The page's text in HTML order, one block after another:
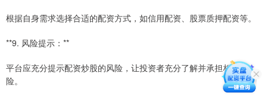
根据自身需求选择合适的配资方式，如信用配资、股票质押配资等。
**9. 风险提示：**
平台应充分提示配资炒股的风险，让投资者充分了解并承担相应风
险。